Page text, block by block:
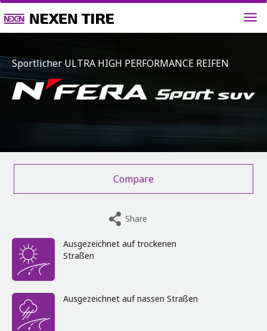
Sportlicher ULTRA HIGH PERFORMANCE REIFEN
Compare
Share
Ausgezeichnet auf trockenen
Straßen
Ausgezeichnet auf nassen Straßen